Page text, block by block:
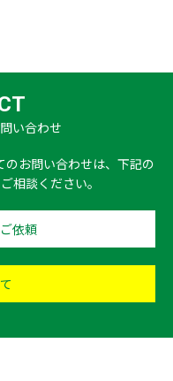
い合わせ
お問い合わせは、下記の
相談ください。
依頼